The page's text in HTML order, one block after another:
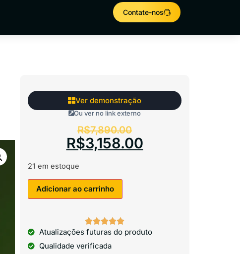
Contate-nos
Ver demonstração
Ou ver no link externo
R$7,890.00
R$3,158.00
21 em estoque
Adicionar ao carrinho

Atualizações futuras do produto
Qualidade verificada